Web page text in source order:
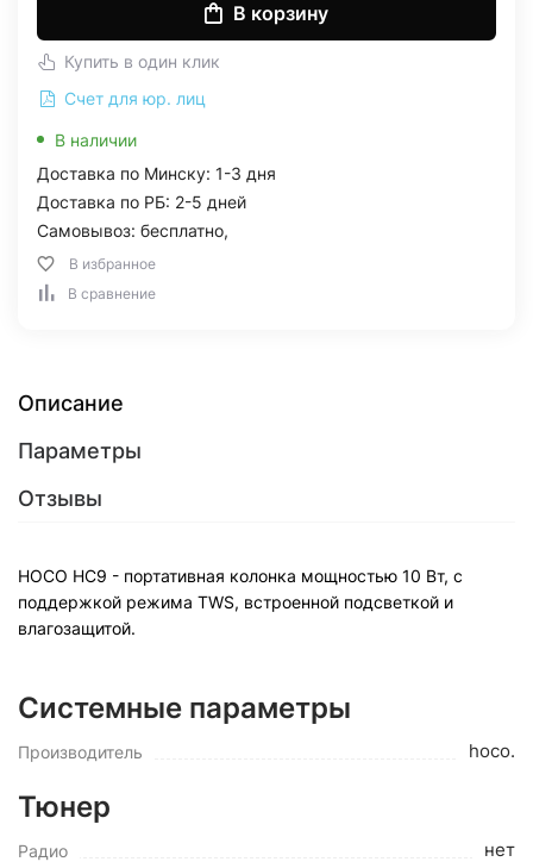
В корзину
Купить в один клик
Счет для юр. лиц
В наличии
Доставка по Минску: 1-3 дня
Доставка по РБ: 2-5 дней
Самовывоз: бесплатно,
В избранное
В сравнение
Описание
Параметры
Отзывы
HOCO HC9 - портативная колонка мощностью 10 Вт, с
поддержкой режима TWS, встроенной подсветкой и
влагозащитой.
Системные параметры
Производитель hoco.
Тюнер
Радио нет